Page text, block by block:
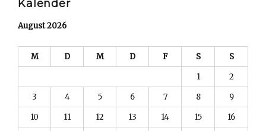
Kalender
August 2026
M D M D F S
S
1
2
3
4 5 6 7 8
9
10
11 12 13 14 15
16